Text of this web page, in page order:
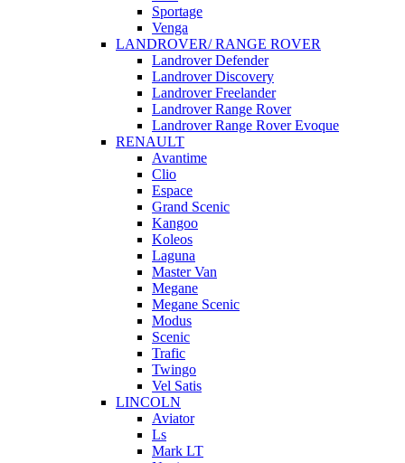
Sportage
Venga
LANDROVER/ RANGE ROVER
Landrover Defender
Landrover Discovery
Landrover Freelander
Landrover Range Rover
Landrover Range Rover Evoque
RENAULT
Avantime
Clio
Espace
Grand Scenic
Kangoo
Koleos
Laguna
Master Van
Megane
Megane Scenic
Modus
Scenic
Trafic
Twingo
Vel Satis
LINCOLN
Aviator
Ls
Mark LT